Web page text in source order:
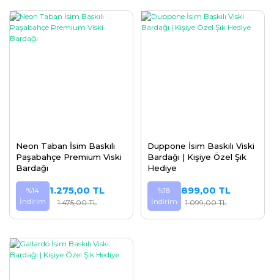
Neon Taban İsim Baskılı
Paşabahçe Premium Viski
Bardağı
%14
İndirim
1.275,00 TL
1.475,00 TL
Duppone İsim Baskılı Viski
Bardağı | Kişiye Özel Şık
Hediye
%18
İndirim
899,00 TL
1.099,00 TL